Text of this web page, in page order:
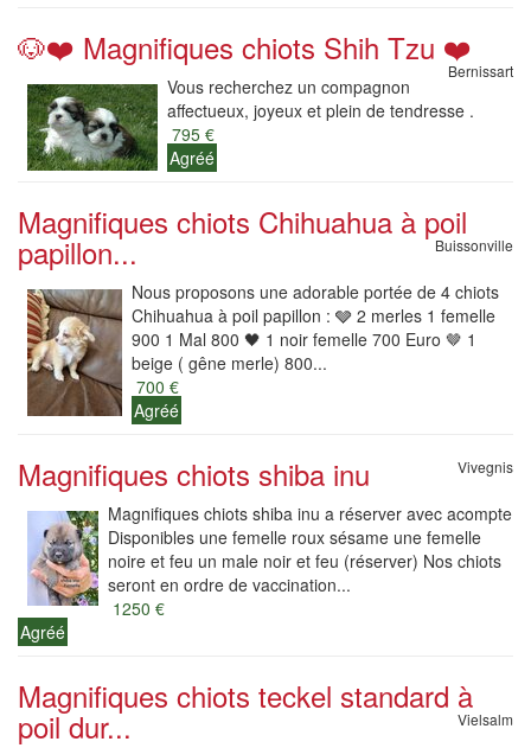
🐶❤️ Magnifiques chiots Shih Tzu ❤️
Bernissart
Vous recherchez un compagnon
affectueux, joyeux et plein de tendresse .
795 €
Agréé
Magnifiques chiots Chihuahua à poil
papillon... Buissonville
Nous proposons une adorable portée de 4 chiots
Chihuahua à poil papillon : 🩶 2 merles 1 femelle
900 1 Mal 800 🖤 1 noir femelle 700 Euro 🤎 1
beige ( gêne merle) 800...
700 €
Agréé
Magnifiques chiots shiba inu Vivegnis
Magnifiques chiots shiba inu a réserver avec acompte
Disponibles une femelle roux sésame une femelle
noire et feu un male noir et feu (réserver) Nos chiots
seront en ordre de vaccination...
1250 €
Agréé
Magnifiques chiots teckel standard à
poil dur... Vielsalm